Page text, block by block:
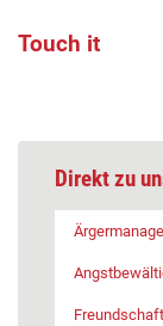
Touch it
Direkt zu